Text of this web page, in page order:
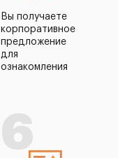
Вы получаете
корпоративное
предложение
для
ознакомления
6